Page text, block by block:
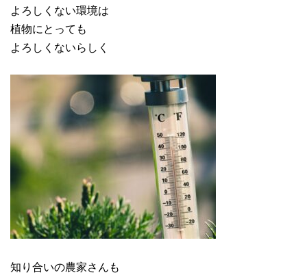
よろしくない環境は
植物にとっても
よろしくないらしく
知り合いの農家さんも